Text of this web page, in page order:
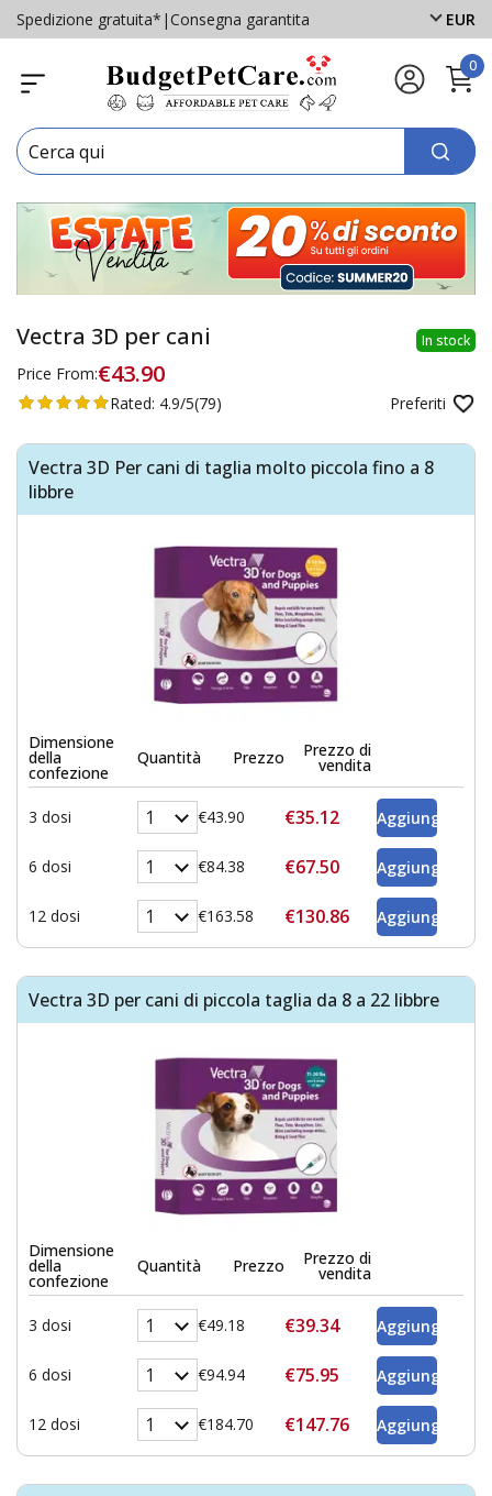
Spedizione gratuita* |Consegna garantita EUR
0
In stock
Vectra 3D per cani
Price From:€43.90
Preferiti
Rated: 4.9/5(79)
Vectra 3D Per cani di taglia molto piccola fino a 8
libbre
Dimensione
della
confezione
Quantità Prezzo Prezzo di
vendita
3 dosi €43.90 €35.12
6 dosi €84.38 €67.50
12 dosi €163.58 €130.86
Vectra 3D per cani di piccola taglia da 8 a 22 libbre
Dimensione
della
confezione
Quantità Prezzo Prezzo di
vendita
3 dosi €49.18 €39.34
6 dosi €94.94 €75.95
12 dosi €184.70 €147.76